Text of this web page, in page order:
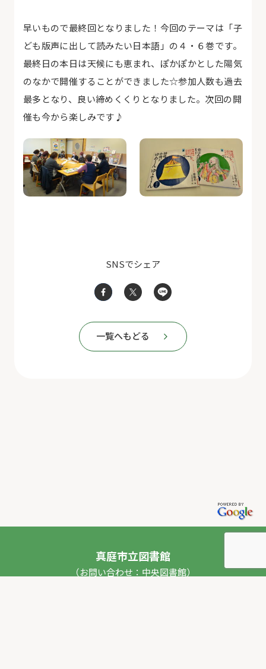
早いもので最終回となりました！今回のテーマは「子
ども版声に出して読みたい日本語」の４・６巻です。
最終日の本日は天候にも恵まれ、ぽかぽかとした陽気
のなかで開催することができました☆参加人数も過去
最多となり、良い締めくくりとなりました。次回の開
催も今から楽しみです♪
SNSでシェア
一覧へもどる
真庭市立図書館
（お問い合わせ：中央図書館）